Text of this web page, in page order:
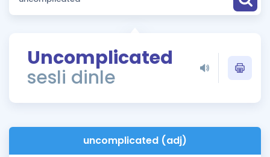
Puan Hesaplama
ÖSYM Sınav Takvimi
Kampanyalar
İngilizce Gramer
Uncomplicated
sesli dinle
uncomplicated (adj)